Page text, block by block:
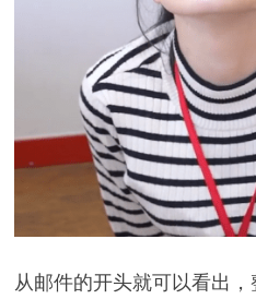
从邮件的开头就可以看出